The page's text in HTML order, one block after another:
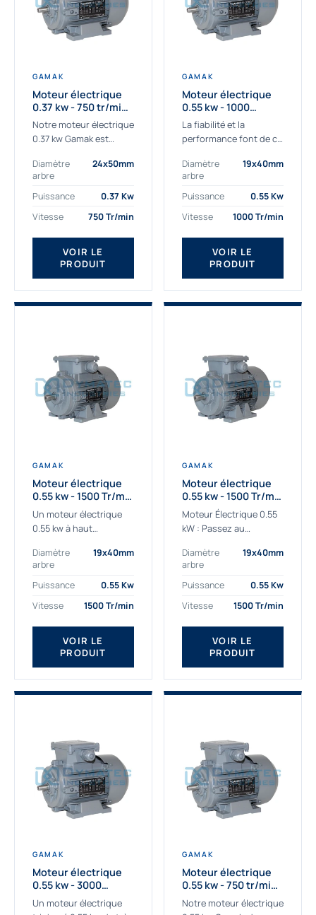
GAMAK
Moteur électrique
0.37 kw - 750 tr/min -
230/400V - IE3
Notre moteur électrique
0.37 kw Gamak est
aux applications
sévères. Nous
déterminons,
fournissons
des moteurs
asynchrones depuis de
nombreuses années....
Diamètre
arbre
24x50mm
Puissance
0.37 Kw
Vitesse
750 Tr/min
VOIR LE
PRODUIT
GAMAK
Moteur électrique
0.55 kw - 1000
Tr/min - 230/400V -
IE2
La fiabilité et la
performance font de ce
0.55kw un
indispensable de votre
production. Ce moteur
être alimenté...
Diamètre
arbre
19x40mm
Puissance
0.55 Kw
Vitesse
1000 Tr/min
VOIR LE
PRODUIT
GAMAK
Moteur électrique
0.55 kw - 1500 Tr/min
- 230/400V - IE2
Un moteur électrique
0.55 kw à haut
applications les plus
exigeantes.
Notre moteur électrique
0.55 kw de référence
AGM2EL 80 M 4a...
Diamètre
arbre
19x40mm
Puissance
0.55 Kw
Vitesse
1500 Tr/min
VOIR LE
PRODUIT
GAMAK
Moteur électrique
0.55 kw - 1500 Tr/min
- 230/400V -
Rendement IE4
Moteur Électrique 0.55
kW : Passez au
Découvrez notre
moteur électrique 0.55
kW de nouvelle
génération, conçu pour
les...
Diamètre
arbre
19x40mm
Puissance
0.55 Kw
Vitesse
1500 Tr/min
VOIR LE
PRODUIT
GAMAK
Moteur électrique
0.55 kw - 3000
Tr/min - 230/400V -
IE2
Un moteur électrique
GAMAK
Moteur électrique
0.55 kw - 750 tr/min -
230/400V - IE2
Notre moteur électrique